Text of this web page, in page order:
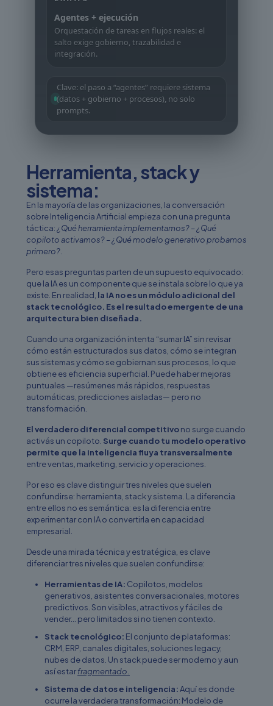
Agentes + ejecución
Orquestación de tareas en flujos reales: el
salto exige gobierno, trazabilidad e
integración.
Clave: el paso a “agentes” requiere sistema
(datos + gobierno + procesos), no solo
prompts.
Herramienta, stack y
sistema:
En la mayoría de las organizaciones, la conversación
sobre Inteligencia Artificial empieza con una pregunta
táctica: ¿Qué herramienta implementamos? – ¿Qué
copiloto activamos? – ¿Qué modelo generativo probamos
primero?.
Pero esas preguntas parten de un supuesto equivocado:
que la IA es un componente que se instala sobre lo que ya
existe. En realidad, la IA no es un módulo adicional del
stack tecnológico. Es el resultado emergente de una
arquitectura bien diseñada.
Cuando una organización intenta “sumar IA” sin revisar
cómo están estructurados sus datos, cómo se integran
sus sistemas y cómo se gobiernan sus procesos, lo que
obtiene es eficiencia superficial. Puede haber mejoras
puntuales —resúmenes más rápidos, respuestas
automáticas, predicciones aisladas— pero no
transformación.
El verdadero diferencial competitivono surge cuando
activás un copiloto. Surge cuando tu modelo operativo
permite que la inteligencia fluya transversalmente
entre ventas, marketing, servicio y operaciones.
Por eso es clave distinguir tres niveles que suelen
confundirse: herramienta, stack y sistema. La diferencia
entre ellos no es semántica: es la diferencia entre
experimentar con IA o convertirla en capacidad
empresarial.
Desde una mirada técnica y estratégica, es clave
diferenciar tres niveles que suelen confundirse:
Herramientas de IA: Copilotos, modelos
generativos, asistentes conversacionales, motores
predictivos. Son visibles, atractivos y fáciles de
vender… pero limitados si no tienen contexto.
Stack tecnológico: El conjunto de plataformas:
CRM, ERP, canales digitales, soluciones legacy,
nubes de datos. Un stack puede ser moderno y aun
así estarfragmentado.
Sistema de datos e inteligencia:Aquí es donde
ocurre la verdadera transformación: Modelo de